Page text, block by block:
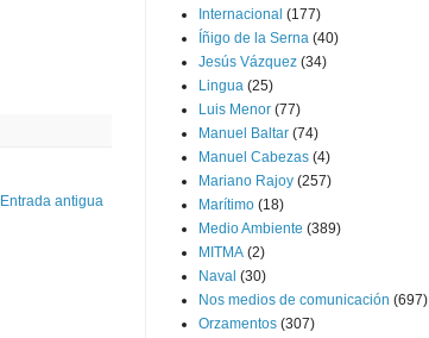
Entrada antigua
Internacional (177)
Íñigo de la Serna (40)
Jesús Vázquez (34)
Lingua (25)
Luis Menor (77)
Manuel Baltar (74)
Manuel Cabezas (4)
Mariano Rajoy (257)
Marítimo (18)
Medio Ambiente (389)
MITMA (2)
Naval (30)
Nos medios de comunicación (697)
Orzamentos (307)